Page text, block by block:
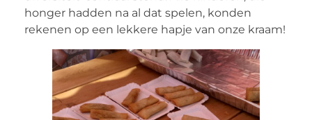
honger hadden na al dat spelen, konden
rekenen op een lekkere hapje van onze kraam!